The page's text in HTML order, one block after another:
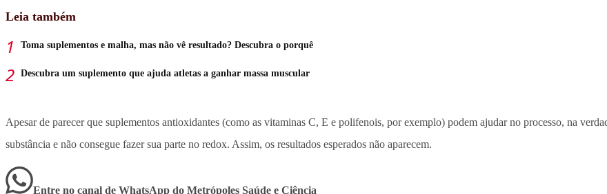
Leia também
Toma suplementos e malha, mas não vê resultado? Descubra o porquê
Descubra um suplemento que ajuda atletas a ganhar massa muscular
Apesar de parecer que suplementos antioxidantes (como as vitaminas C, E e polifenois, por exemplo) podem ajudar no processo, na
substância e não consegue fazer sua parte no redox. Assim, os resultados esperados não aparecem.
Entre no canal de WhatsApp do Metrópoles Saúde e Ciência